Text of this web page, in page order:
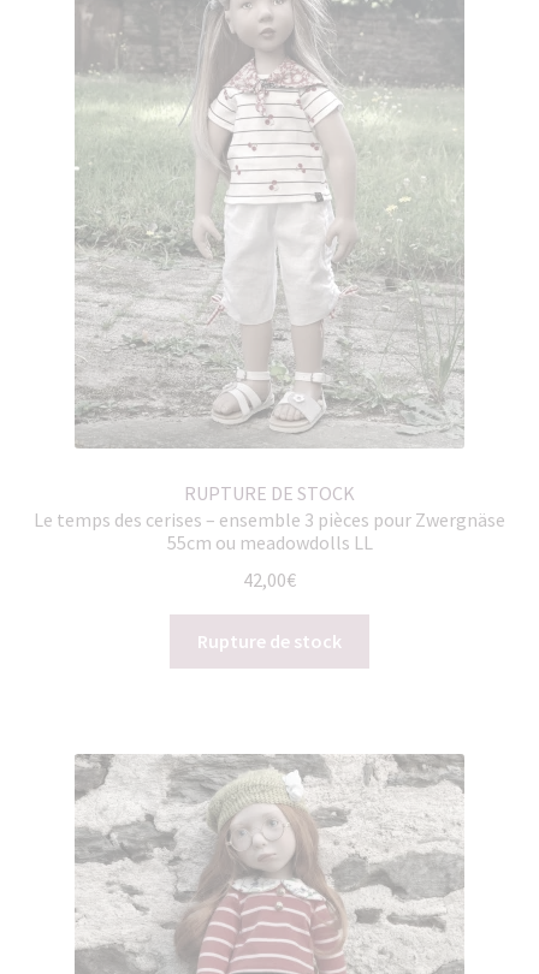
RUPTURE DE STOCK
Le temps des cerises – ensemble 3 pièces pour Zwergnäse
55cm ou meadowdolls LL
42,00€
Rupture de stock